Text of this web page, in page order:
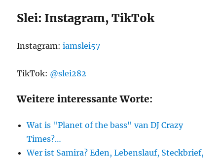
Slei: Instagram, TikTok
Instagram:iamslei57
TikTok: @slei282
Weitere interessante Worte:
Wat is "Planet of the bass" van DJ Crazy
Times?…
Wer ist Samira? Eden, Lebenslauf, Steckbrief,